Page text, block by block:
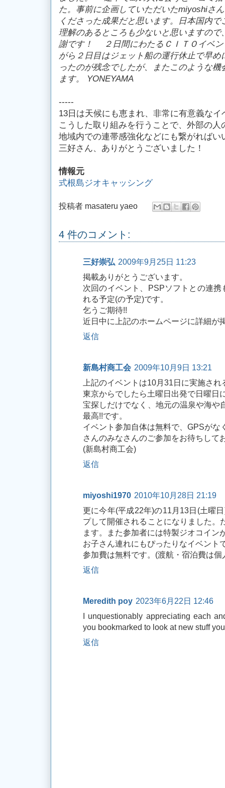
た。事前に企画していただいたmiyoshiさ
くださった成果だと思います。日本国内
理解のあるところも少ないと思いますの
謝です！ ２日間にわたるＣＩＴＯイベン
がら２日目はジェット船の運行休止で早
ったのが残念でしたが、またこのような
ます。
YONEYAMA
-----
13日は天候にも恵まれ、非常に有意義な
こうした取り組みを行うことで、外部の
地域内での連帯感強化などにも繋がればい
三好さん、ありがとうございました！
情報元
式根島ジオキャッシング
投稿者 masateru yaeo
4 件のコメント:
三好崇弘 2009年9月25日 11:23
掲載ありがとうございます。
次回のイベント、PSPソフトとの連
れる予定(の予定)です。
乞うご期待!!
近日中に上記のホームページに詳細が
返信
新島村商工会 2009年10月9日 13:21
上記のイベントは10月31日に実施さ
東京からでしたら土曜日出発で日曜日
宝探しだけでなく、地元の温泉や海や
最高!!です。
イベント参加自体は無料で、GPSがな
さんのみなさんのご参加をお待ちして
(新島村商工会)
返信
miyoshi1970 2010年10月28日 21:19
更に今年(平成22年)の11月13日(土曜
プして開催されることになりました。
ます。また参加者には特製ジオコイン
お子さん連れにもぴったりなイベント
参加費は無料です。(渡航・宿泊費は個
返信
Meredith poy 2023年6月22日 12:46
I unquestionably appreciating each
you bookmarked to look at new stuff
返信